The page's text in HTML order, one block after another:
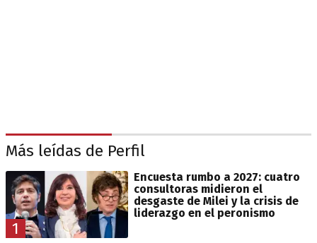
Más leídas de Perfil
1
Encuesta rumbo a 2027: cuatro
consultoras midieron el
desgaste de Milei y la crisis de
liderazgo en el peronismo